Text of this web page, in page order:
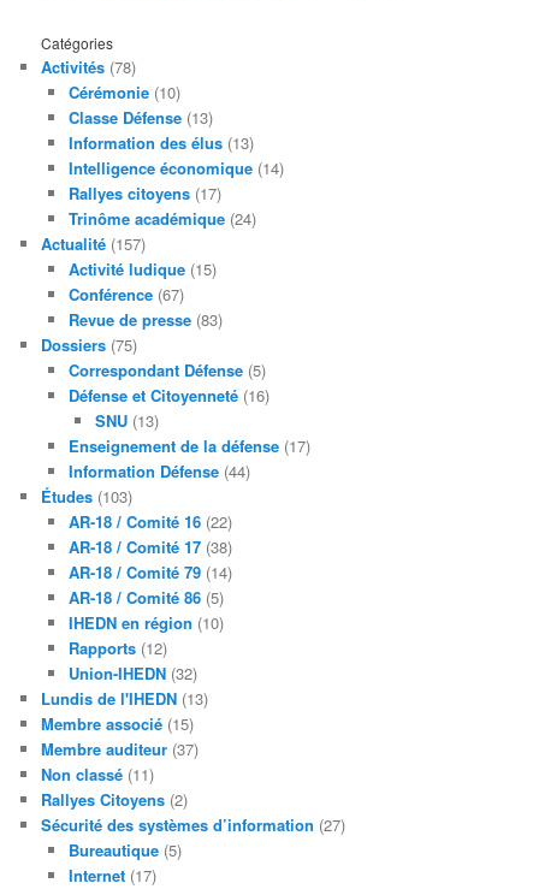
Catégories
Activités (78)
Cérémonie(10)
Classe Défense(13)
Information des élus(13)
Intelligence économique(14)
Rallyes citoyens(17)
Trinôme académique(24)
Actualité (157)
Activité ludique(15)
Conférence(67)
Revue de presse(83)
Dossiers (75)
Correspondant Défense(5)
Défense et Citoyenneté(16)
SNU (13)
Enseignement de la défense(17)
Information Défense(44)
Études (103)
AR-18 / Comité 16(22)
AR-18 / Comité 17(38)
AR-18 / Comité 79(14)
AR-18 / Comité 86(5)
IHEDN en région (10)
Rapports(12)
Union-IHEDN(32)
Lundis de l'IHEDN (13)
Membre associé (15)
Membre auditeur (37)
Non classé (11)
Rallyes Citoyens (2)
Sécurité des systèmes d’information (27)
Bureautique(5)
Internet(17)